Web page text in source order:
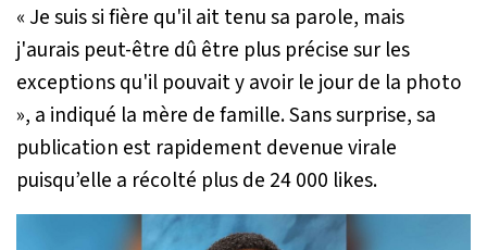
« Je suis si fière qu'il ait tenu sa parole, mais
j'aurais peut-être dû être plus précise sur les
exceptions qu'il pouvait y avoir le jour de la photo
», a indiqué la mère de famille. Sans surprise, sa
publication est rapidement devenue virale
puisqu’elle a récolté plus de 24 000 likes.